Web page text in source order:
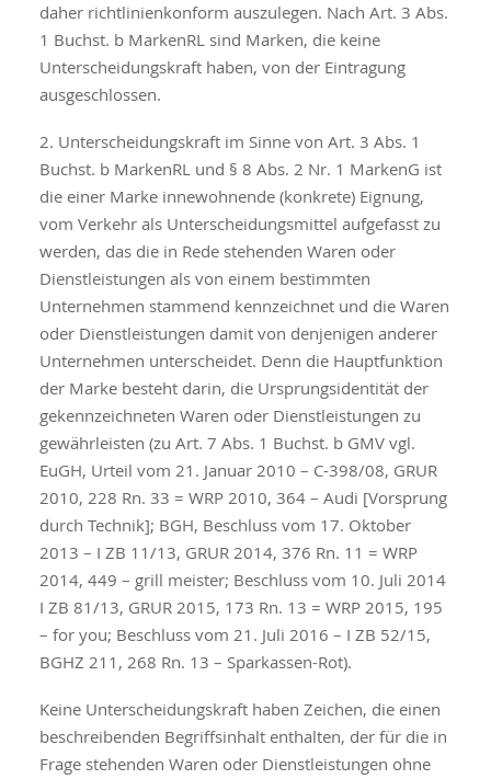
daher richtlinienkonform auszulegen. Nach Art. 3 Abs.
1 Buchst. b MarkenRL sind Marken, die keine
Unterscheidungskraft haben, von der Eintragung
ausgeschlossen.
2. Unterscheidungskraft im Sinne von Art. 3 Abs. 1
Buchst. b MarkenRL und § 8 Abs. 2 Nr. 1 MarkenG ist
die einer Marke innewohnende (konkrete) Eignung,
vom Verkehr als Unterscheidungsmittel aufgefasst zu
werden, das die in Rede stehenden Waren oder
Dienstleistungen als von einem bestimmten
Unternehmen stammend kennzeichnet und die Waren
oder Dienstleistungen damit von denjenigen anderer
Unternehmen unterscheidet. Denn die Hauptfunktion
der Marke besteht darin, die Ursprungsidentität der
gekennzeichneten Waren oder Dienstleistungen zu
gewährleisten (zu Art. 7 Abs. 1 Buchst. b GMV vgl.
EuGH, Urteil vom 21. Januar 2010 – C-398/08, GRUR
2010, 228 Rn. 33 = WRP 2010, 364 – Audi [Vorsprung
durch Technik]; BGH, Beschluss vom 17. Oktober
2013 – I ZB 11/13, GRUR 2014, 376 Rn. 11 = WRP
2014, 449 – grill meister; Beschluss vom 10. Juli 2014
I ZB 81/13, GRUR 2015, 173 Rn. 13 = WRP 2015, 195
– for you; Beschluss vom 21. Juli 2016 – I ZB 52/15,
BGHZ 211, 268 Rn. 13 – Sparkassen-Rot).
Keine Unterscheidungskraft haben Zeichen, die einen
beschreibenden Begriffsinhalt enthalten, der für die in
Frage stehenden Waren oder Dienstleistungen ohne